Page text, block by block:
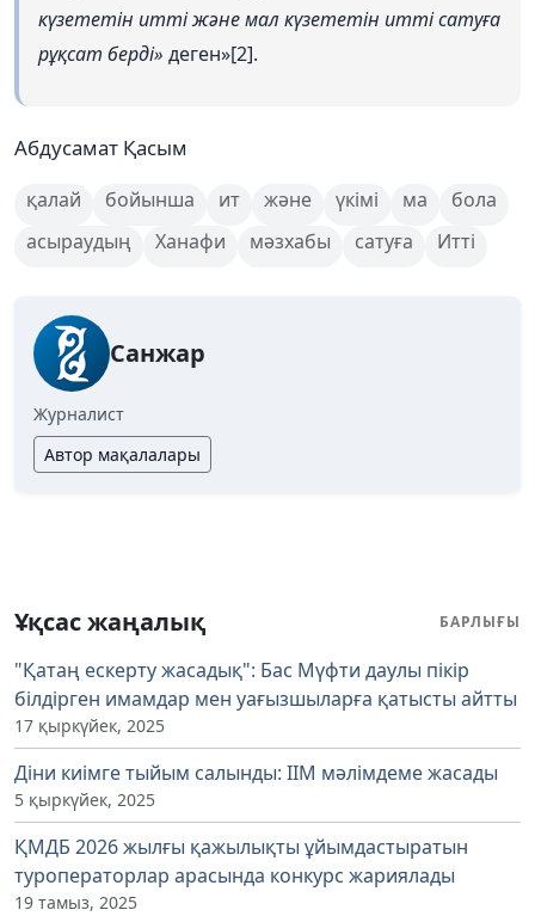
күзететін итті және мал күзететін итті сатуға
рұқсат берді» деген»[2].
Абдусамат Қасым
қалай бойынша ит және үкімі ма
бола
асыраудың
Ханафи мәзхабы сатуға Итті
Санжар
Журналист
Автор мақалалары
Ұқсас жаңалық БАРЛЫҒЫ
"Қатаң ескерту жасадық": Бас Мүфти даулы пікір
білдірген имамдар мен уағызшыларға қатысты айтты
17 қыркүйек, 2025
Діни киімге тыйым салынды: ІІМ мәлімдеме жасады
5 қыркүйек, 2025
ҚМДБ 2026 жылғы қажылықты ұйымдастыратын
туроператорлар арасында конкурс жариялады
19 тамыз, 2025